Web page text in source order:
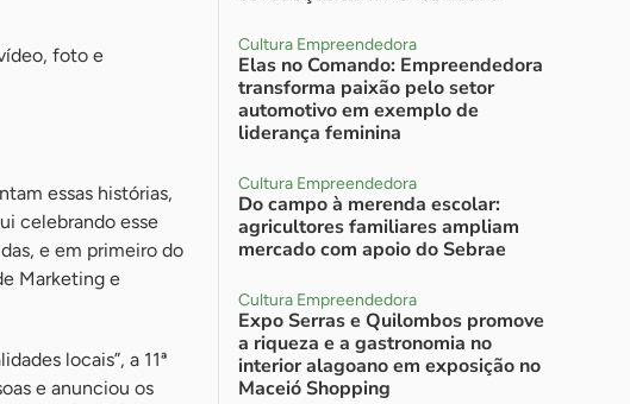
foto e
essas histórias,
celebrando esse
e em primeiro do
Marketing e
locais”, a 11ª
e anunciou os
Cultura Empreendedora
Elas no Comando: Empreendedora
transforma paixão pelo setor
automotivo em exemplo de
liderança feminina
Cultura Empreendedora
Do campo à merenda escolar:
agricultores familiares ampliam
mercado com apoio do Sebrae
Cultura Empreendedora
Expo Serras e Quilombos promove
a riqueza e a gastronomia no
interior alagoano em exposição no
Maceió Shopping